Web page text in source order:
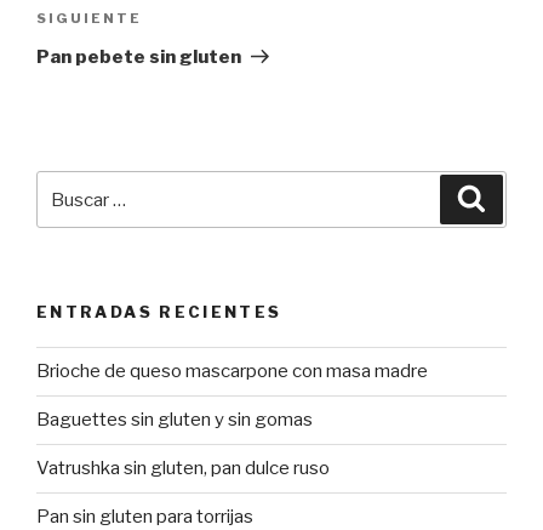
Siguiente
entrada
SIGUIENTE
Pan pebete sin gluten
ENTRADAS RECIENTES
Brioche de queso mascarpone con masa madre
Baguettes sin gluten y sin gomas
Vatrushka sin gluten, pan dulce ruso
Pan sin gluten para torrijas